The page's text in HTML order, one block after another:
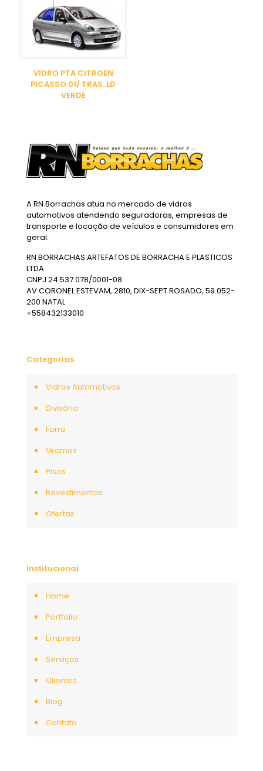
VIDRO PTA CITROEN
PICASSO 01/ TRAS. LD
VERDE
A RN Borrachas atua no mercado de vidros
automotivos atendendo seguradoras, empresas de
transporte e locação de veículos e consumidores em
geral.
RN BORRACHAS ARTEFATOS DE BORRACHA E PLASTICOS
LTDA
CNPJ 24.537.078/0001-08
AV CORONEL ESTEVAM, 2810, DIX-SEPT ROSADO, 59.052-
200 NATAL
+558432133010
Categorias
Vidros Automotivos
Divisória
Forro
Gramas
Pisos
Revestimentos
Ofertas
Institucional
Home
Portfolio
Empresa
Serviços
Clientes
Blog
Contato